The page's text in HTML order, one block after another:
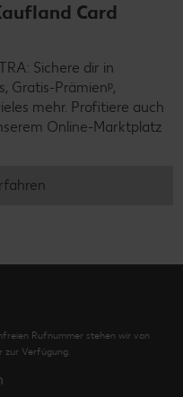
Card
Sichere dir in
Gratis-Prämienᵖ,
mehr. Profitiere auch
Online-Marktplatz
Rufnummer stehen wir von
zur Verfügung.